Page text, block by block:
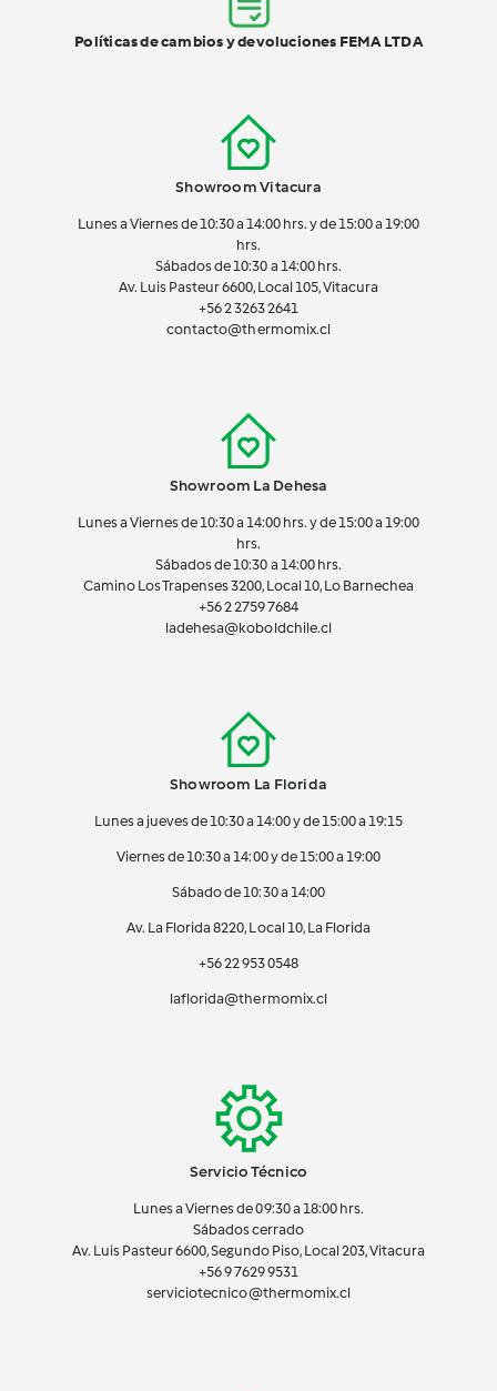
Showroom Vitacura
Lunes a Viernes de 10:30 a 14:00 hrs. y de 15:00 a 19:00
hrs.
Sábados de 10:30 a 14:00 hrs.
Av. Luis Pasteur 6600, Local 105, Vitacura
+56 2 3263 2641
contacto@thermomix.cl
Showroom La Dehesa
Lunes a Viernes de 10:30 a 14:00 hrs. y de 15:00 a 19:00
hrs.
Sábados de 10:30 a 14:00 hrs.
Camino Los Trapenses 3200, Local 10, Lo Barnechea
+56 22759 7684
ladehesa@koboldchile.cl
Showroom La Florida
Lunes a jueves de 10:30 a 14:00 y de 15:00 a 19:15
Viernes de 10:30 a 14:00 y de 15:00 a 19:00
Sábado de 10:30 a 14:00
Av. La Florida 8220, Local 10, La Florida
+56 22 953 0548
laflorida@thermomix.cl
Servicio Técnico
Lunes a Viernes de 09:30 a 18:00 hrs.
Sábados cerrado
Av. Luis Pasteur 6600, Segundo Piso, Local 203, Vitacura
+56 9 7629 9531
serviciotecnico@thermomix.cl
Políticas de cambios y devoluciones FEMA LTDA